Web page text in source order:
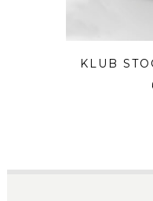
KLUB